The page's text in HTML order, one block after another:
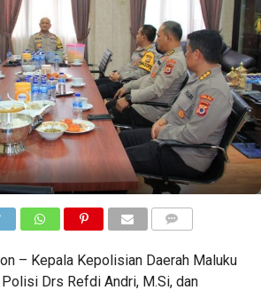
– Kepala Kepolisian Daerah Maluku
Drs Refdi Andri, M.Si, dan